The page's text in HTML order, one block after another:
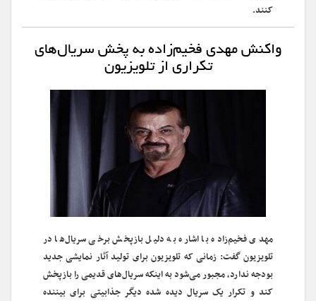
کنند.
واکنش مهدی فخیم‌زاده به پخش سریال‌های
تکراری از تلویزیون
مهدی فخیم‌زاده با اشاره به دلیل بازپخش برخی سریال‌ها در
تلویزیون گفت: زمانی که تلویزیون برای تولید آثار نمایشی جدید
بودجه ندارد، مجبور می‌شود به اینکه سریال‌های قدیمی را بازپخش
کند و تکرار یک سریال دیده شده دیگر جذابیتی برای بیننده